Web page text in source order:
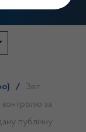
/
Звіт
контролю за
публічну